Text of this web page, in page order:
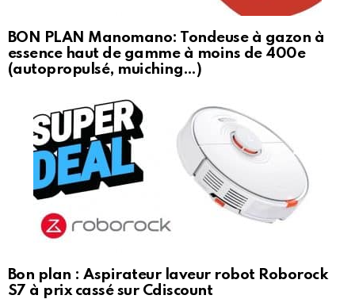
BON PLAN Manomano: Tondeuse à gazon à
essence haut de gamme à moins de 400e
(autopropulsé, muiching…)
Bon plan : Aspirateur laveur robot Roborock
S7 à prix cassé sur Cdiscount